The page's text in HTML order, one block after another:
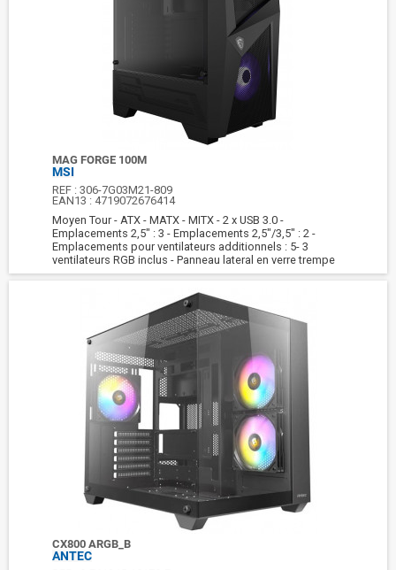
MAG FORGE 100M
MSI
REF :306-7G03M21-809
EAN13 : 4719072676414
Moyen Tour - ATX - MATX - MITX - 2 x USB 3.0 -
Emplacements 2,5" : 3 - Emplacements 2,5"/3,5" : 2 -
Emplacements pour ventilateurs additionnels : 5- 3
ventilateurs RGB inclus - Panneau lateral en verre trempe
CX800 ARGB_B
ANTEC